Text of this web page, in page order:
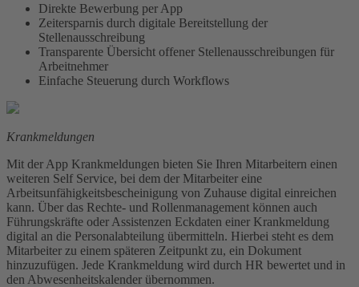
Direkte Bewerbung per App
Zeitersparnis durch digitale Bereitstellung der
Stellenausschreibung
Transparente Übersicht offener Stellenausschreibungen für
Arbeitnehmer
Einfache Steuerung durch Workflows
Krankmeldungen
Mit der App Krankmeldungen bieten Sie Ihren Mitarbeitern einen
weiteren Self Service, bei dem der Mitarbeiter eine
Arbeitsunfähigkeitsbescheinigung von Zuhause digital einreichen
kann. Über das Rechte- und Rollenmanagement können auch
Führungskräfte oder Assistenzen Eckdaten einer Krankmeldung
digital an die Personalabteilung übermitteln. Hierbei steht es dem
Mitarbeiter zu einem späteren Zeitpunkt zu, ein Dokument
hinzuzufügen. Jede Krankmeldung wird durch HR bewertet und in
den Abwesenheitskalender übernommen.